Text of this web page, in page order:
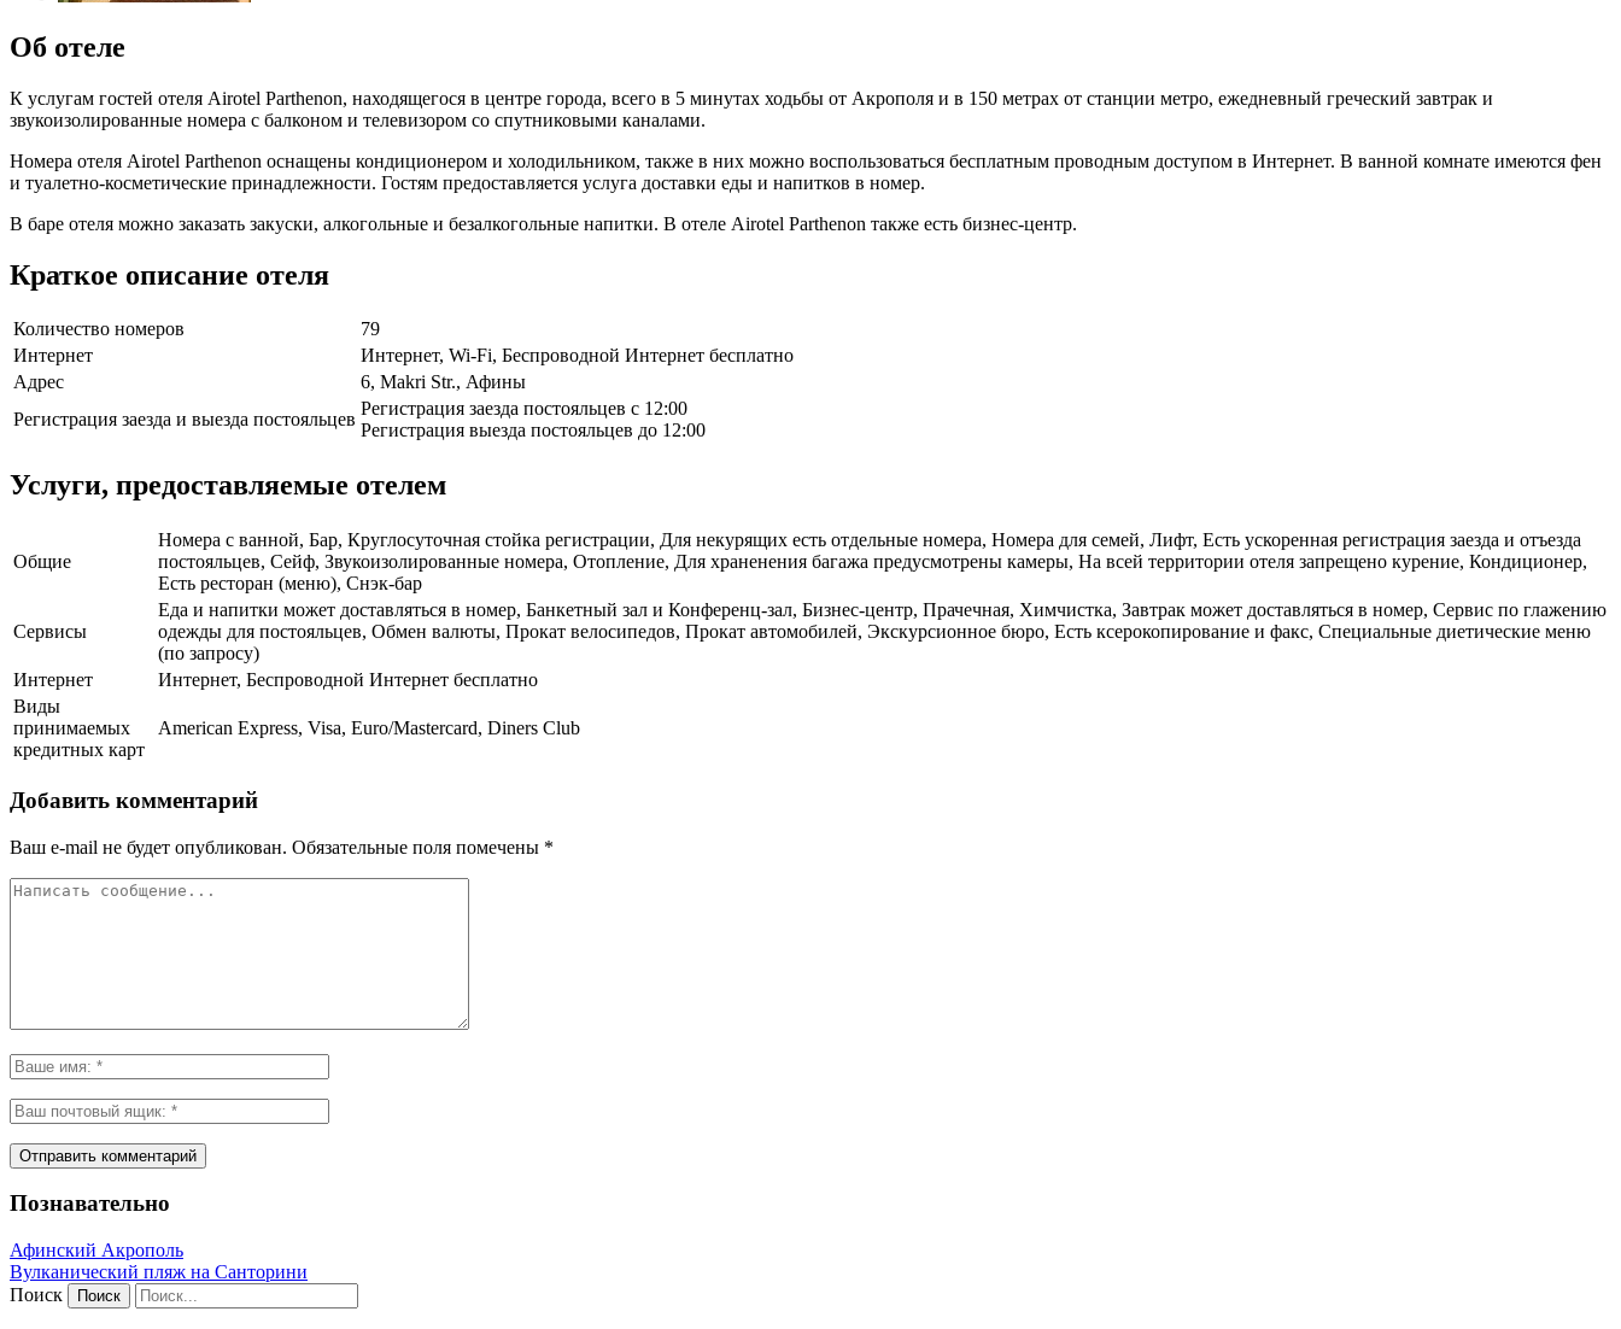
Об отеле
К услугам гостей отеля Airotel Parthenon, находящегося в центре города, всего в 5 минутах ходьбы от Акрополя и в 150 метрах от станции метро, ежедневный греческий завтрак и
звукоизолированные номера с балконом и телевизором со спутниковыми каналами.
Номера отеля Airotel Parthenon оснащены кондиционером и холодильником, также в них можно воспользоваться бесплатным проводным доступом в Интернет. В ванной комнате имеются фен
и туалетно-косметические принадлежности. Гостям предоставляется услуга доставки еды и напитков в номер.
В баре отеля можно заказать закуски, алкогольные и безалкогольные напитки. В отеле Airotel Parthenon также есть бизнес-центр.
Краткое описание отеля
Количество номеров
79
Интернет
Интернет, Wi-Fi, Беспроводной Интернет бесплатно
Адрес
6, Makri Str., Афины
Регистрация заезда и выезда постояльцев
Регистрация заезда постояльцев с 12:00
Регистрация выезда постояльцев до 12:00
Услуги, предоставляемые отелем
Общие
Номера с ванной, Бар, Круглосуточная стойка регистрации, Для некурящих есть отдельные номера, Номера для семей, Лифт, Есть ускоренная регистрация заезда и отъезда
постояльцев, Сейф, Звукоизолированные номера, Отопление, Для храненения багажа предусмотрены камеры, На всей территории отеля запрещено курение, Кондиционер,
Есть ресторан (меню), Снэк-бар
Сервисы
Еда и напитки может доставляться в номер, Банкетный зал и Конференц-зал, Бизнес-центр, Прачечная, Химчистка, Завтрак может доставляться в номер, Сервис по глажению
одежды для постояльцев, Обмен валюты, Прокат велосипедов, Прокат автомобилей, Экскурсионное бюро, Есть ксерокопирование и факс, Специальные диетические меню
(по запросу)
Интернет
Интернет, Беспроводной Интернет бесплатно
Виды
принимаемых
кредитных карт
American Express, Visa, Euro/Mastercard, Diners Club
Добавить комментарий
Ваш e-mail не будет опубликован. Обязательные поля помечены *
Познавательно
Афинский Акрополь
Вулканический пляж на Санторини
Поиск